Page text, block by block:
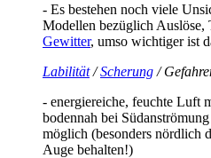
- Es bestehen noch viele
Modellen bezüglich
Gewitter, umso wichtiger ist
Labilität/Scherung /
- energiereiche, feuchte Luft
bodennah bei
möglich (besonders nördlich
Auge behalten!)